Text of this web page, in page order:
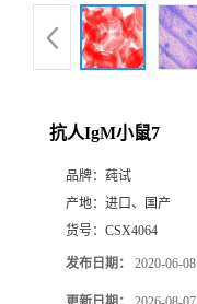
抗人IgM小鼠7
品牌： 莼试
产地： 进口、国产
货号： CSX4064
发布日期： 2020-06-08